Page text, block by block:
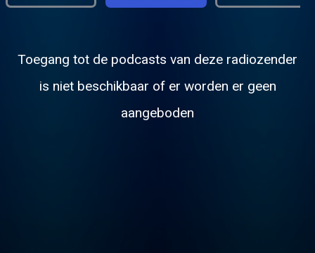
Toegang tot de podcasts van deze radiozender
is niet beschikbaar of er worden er geen
aangeboden